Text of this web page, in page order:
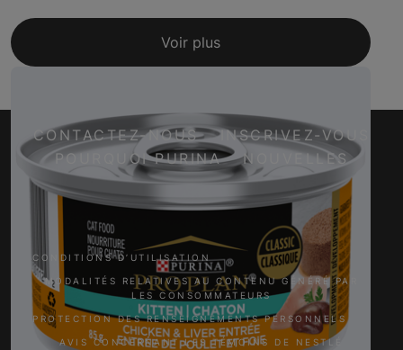
Voir plus
CONTACTEZ-NOUS
INSCRIVEZ-VOUS
POURQUOI PURINA
NOUVELLES
Instagram
CONDITIONS D’UTILISATION
MODALITÉS RELATIVES AU CONTENU GÉNÉRÉ PAR
LES CONSOMMATEURS
PROTECTION DES RENSEIGNEMENTS PERSONNELS
AVIS CONCERNANT LES TÉMOINS DE NESTLÉ